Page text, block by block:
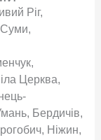
Ріг,
Суми,
Церква,
Бердичів,
Ніжин,